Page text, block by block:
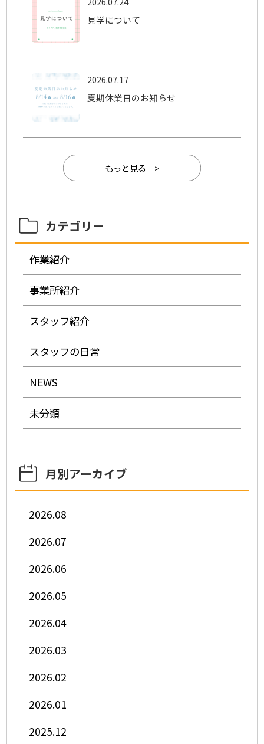
見学について
2026.07.17
夏期休業日のお知らせ
もっと見る >
カテゴリー
作業紹介
事業所紹介
スタッフ紹介
スタッフの日常
NEWS
未分類
月別アーカイブ
2026.08
2026.07
2026.06
2026.05
2026.04
2026.03
2026.02
2026.01
2025.12